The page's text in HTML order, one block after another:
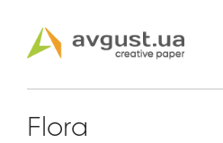
Flora